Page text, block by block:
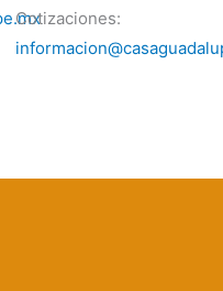
Cotizaciones: